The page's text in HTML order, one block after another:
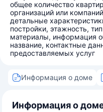
общее количество
организаций или
детальные
постройки, этажность,
материалы, информация
название, контактные
предоставляемых услуг
Информация о доме
Информация о